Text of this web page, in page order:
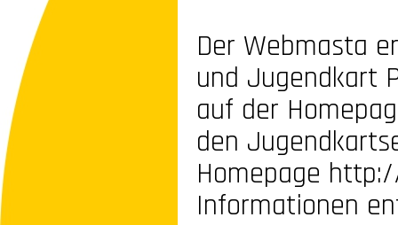
Der Webmasta
und Jugendkart
auf der
den
Homepage
Informationen